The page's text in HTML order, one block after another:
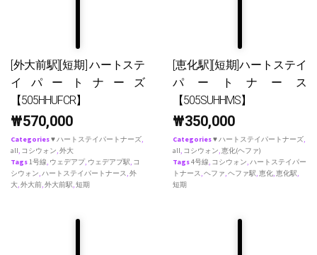
[外大前駅][短期] ハートステ
イパートナーズ
【505HHUFCR】
₩570,000
Categories♥ ハートステイパートナーズ,
all, コシウォン,外大
Tags1号線, ウェデアプ, ウェデアプ駅, コ
シウォン,ハートステイパートナース,外
大,外大前,外大前駅,短期
[恵化駅][短期]ハートステイ
パートナース
【505SUHHMS】
₩350,000
Categories♥ ハートステイパートナーズ,
all, コシウォン,恵化(ヘファ)
Tags4号線, コシウォン,ハートステイパー
トナース,ヘファ,ヘファ駅,恵化,恵化駅,
短期